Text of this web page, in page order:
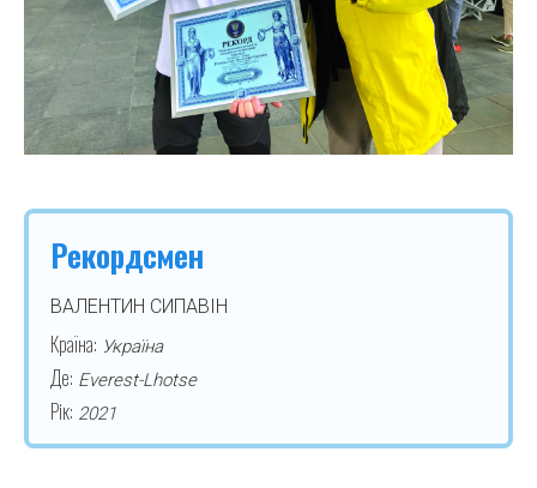
Рекордсмен
ВАЛЕНТИН СИПАВІН
Країна: Україна
Де: Everest-Lhotse
Рік: 2021